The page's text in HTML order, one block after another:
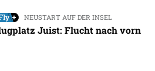
NEUSTART AUF DER INSEL
Juist: Flucht nach vorn